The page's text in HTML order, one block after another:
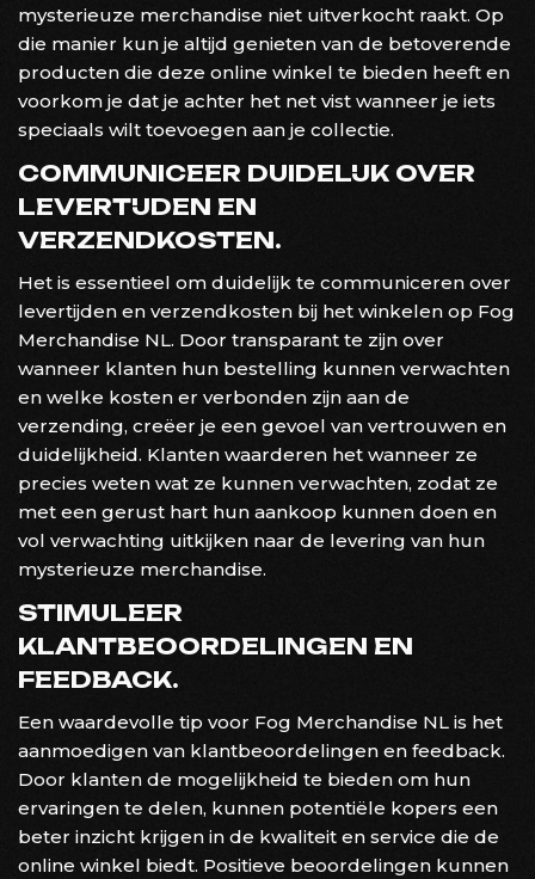
mysterieuze merchandise niet uitverkocht raakt. Op
die manier kun je altijd genieten van de betoverende
producten die deze online winkel te bieden heeft en
voorkom je dat je achter het net vist wanneer je iets
speciaals wilt toevoegen aan je collectie.
COMMUNICEER DUIDELIJK OVER
LEVERTIJDEN EN
VERZENDKOSTEN.
Het is essentieel om duidelijk te communiceren over
levertijden en verzendkosten bij het winkelen op Fog
Merchandise NL. Door transparant te zijn over
wanneer klanten hun bestelling kunnen verwachten
en welke kosten er verbonden zijn aan de
verzending, creëer je een gevoel van vertrouwen en
duidelijkheid. Klanten waarderen het wanneer ze
precies weten wat ze kunnen verwachten, zodat ze
met een gerust hart hun aankoop kunnen doen en
vol verwachting uitkijken naar de levering van hun
mysterieuze merchandise.
STIMULEER
KLANTBEOORDELINGEN EN
FEEDBACK.
Een waardevolle tip voor Fog Merchandise NL is het
aanmoedigen van klantbeoordelingen en feedback.
Door klanten de mogelijkheid te bieden om hun
ervaringen te delen, kunnen potentiële kopers een
beter inzicht krijgen in de kwaliteit en service die de
online winkel biedt. Positieve beoordelingen kunnen